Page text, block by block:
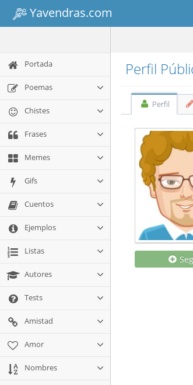
Yavendras.com
Portada
Poemas
Chistes
Frases
Memes
Gifs
Cuentos
Ejemplos
Listas
Autores
Tests
Amistad
Amor
Nombres
Perfil
Perfil